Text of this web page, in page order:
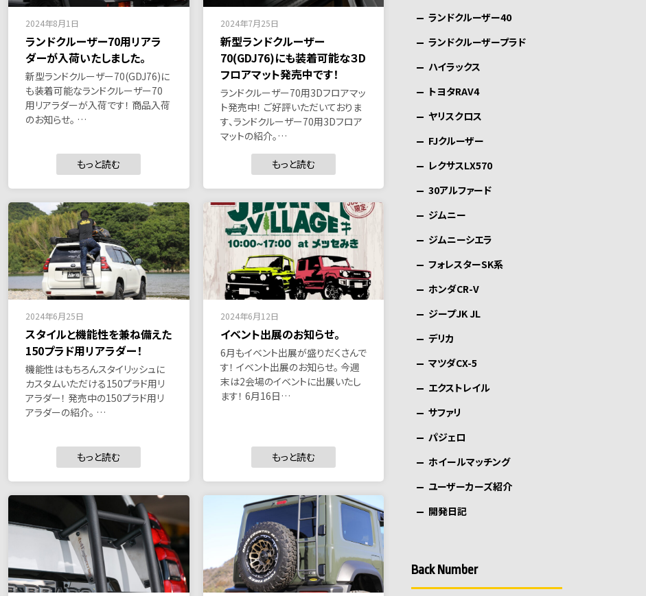
2024年8月1日
ランドクルーザー70用リアラ
ダーが入荷いたしました。
新型ランドクルーザー70(GDJ76)に
も装着可能なランドクルーザー70
用リアラダーが入荷です！ 商品入荷
のお知らせ。 …
もっと読む
2024年7月25日
新型ランドクルーザー
70(GDJ76)にも装着可能な３D
フロアマット発売中です！
ランドクルーザー70用3Dフロアマッ
ト発売中！ ご好評いただいておりま
す、ランドクルーザー70用3Dフロア
マットの紹介。…
もっと読む
2024年6月25日
スタイルと機能性を兼ね備えた
150プラド用リアラダー！
機能性はもちろんスタイリッシュに
カスタムいただける150プラド用リ
アラダー！ 発売中の150プラド用リ
アラダーの紹介。 …
もっと読む
2024年6月12日
イベント出展のお知らせ。
6月もイベント出展が盛りだくさんで
す！ イベント出展のお知らせ。 今週
末は2会場のイベントに出展いたし
ます！ 6月16日…
もっと読む
ランドクルーザー40
ランドクルーザープラド
ハイラックス
トヨタRAV4
ヤリスクロス
FJクルーザー
レクサスLX570
30アルファード
ジムニー
ジムニーシエラ
フォレスターSK系
ホンダCR-V
ジープJK JL
デリカ
マツダCX-5
エクストレイル
サファリ
パジェロ
ホイールマッチング
ユーザーカーズ紹介
開発日記
Back Number